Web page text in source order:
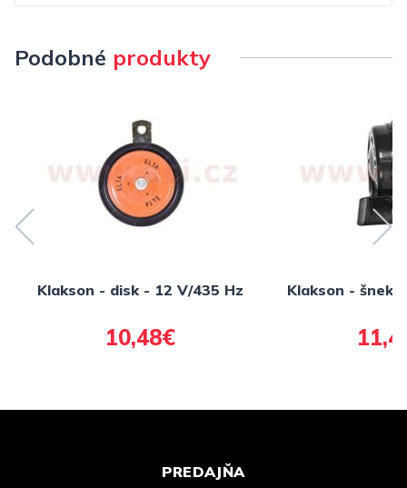
Podobné produkty
Klakson - disk - 12 V/435 Hz
10,48€
Klakson - šnek
PREDAJŇA